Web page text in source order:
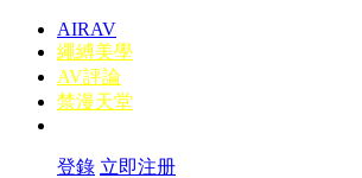
AIRAV
繩縛美學
AV評論
禁漫天堂
登錄 立即注册